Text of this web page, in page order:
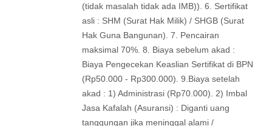
(tidak masalah tidak ada IMB)). 6. Sertifikat
asli : SHM (Surat Hak Milik) / SHGB (Surat
Hak Guna Bangunan). 7. Pencairan
maksimal 70%. 8. Biaya sebelum akad :
Biaya Pengecekan Keaslian Sertifikat di BPN
(Rp50.000 - Rp300.000). 9.Biaya setelah
akad : 1) Administrasi (Rp70.000). 2) Imbal
Jasa Kafalah (Asuransi) : Diganti uang
tanggungan jika meninggal alami /